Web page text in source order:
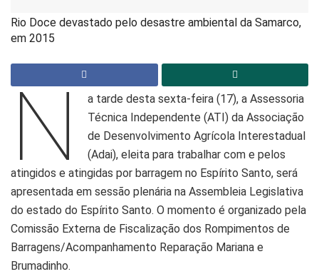
Rio Doce devastado pelo desastre ambiental da Samarco,
em 2015
N
a tarde desta sexta-feira (17), a Assessoria
Técnica Independente (ATI) da Associação
de Desenvolvimento Agrícola Interestadual
(Adai), eleita para trabalhar com e pelos
atingidos e atingidas por barragem no Espírito Santo, será
apresentada em sessão plenária na Assembleia Legislativa
do estado do Espírito Santo. O momento é organizado pela
Comissão Externa de Fiscalização dos Rompimentos de
Barragens/Acompanhamento Reparação Mariana e
Brumadinho.